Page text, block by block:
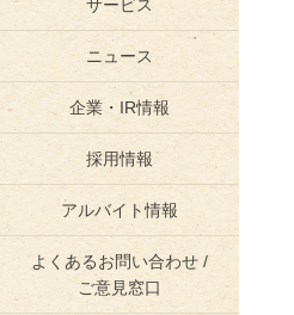
サービス
ニュース
企業・IR情報
採用情報
アルバイト情報
よくあるお問い合わせ /
ご意見窓口